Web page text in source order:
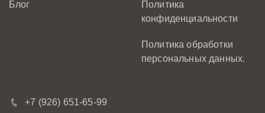
Блог
Политика
конфиденциальности
Политика обработки
персональных данных.
+7 (926) 651-65-99